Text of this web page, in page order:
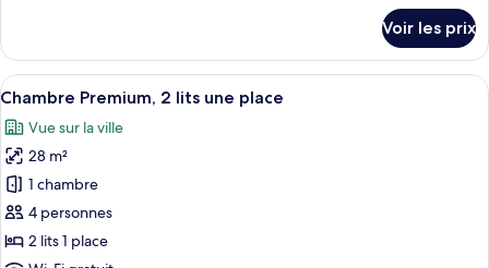
lits
une
place
(Superior)
le
type
de
Chambre
Premium,
2
lits
une
place
(Superior)
Voir les prix
Afficher
toutes
les
photos
pour
ce
type
de
Une chambre d’hôtel avec un lit, un
8
Chambre Premium, 2 lits une place
Vue sur la ville
28 m²
1 chambre
4 personnes
2 lits 1 place